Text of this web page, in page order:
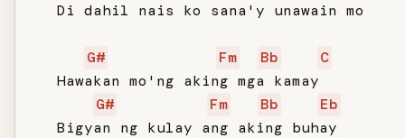
   Di dahil nais ko sana'y unawain mo
G# Fm Bb
C
   Hawakan mo'ng aking mga kamay
G#
Fm Bb
Eb
   Bigyan ng kulay ang aking buhay